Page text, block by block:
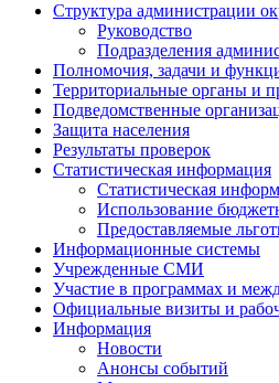
Структура администрации
Руководство
Подразделения
Полномочия, задачи и
Территориальные органы и
Подведомственные
Защита населения
Результаты проверок
Статистическая информация
Статистическая
Использование
Предоставляемые
Информационные системы
Учрежденные СМИ
Участие в программах и
Официальные визиты и
Информация
Новости
Анонсы событий